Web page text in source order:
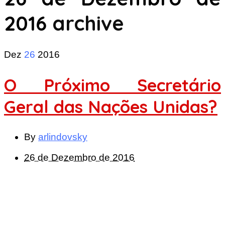
2016 archive
Dez 26 2016
O Próximo Secretário
Geral das Nações Unidas?
By arlindovsky
26 de Dezembro de 2016